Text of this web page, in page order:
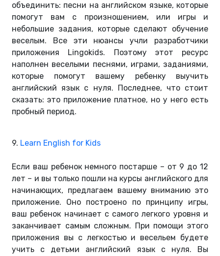
объединить: песни на английском языке, которые
помогут вам с произношением, или игры и
небольшие задания, которые сделают обучение
веселым. Все эти нюансы учли разработчики
приложения Lingokids. Поэтому этот ресурс
наполнен веселыми песнями, играми, заданиями,
которые помогут вашему ребенку выучить
английский язык с нуля. Последнее, что стоит
сказать: это приложение платное, но у него есть
пробный период.
9. Learn English for Kids
Если ваш ребенок немного постарше – от 9 до 12
лет – и вы только пошли на курсы английского для
начинающих, предлагаем вашему вниманию это
приложение. Оно построено по принципу игры,
ваш ребенок начинает с самого легкого уровня и
заканчивает самым сложным. При помощи этого
приложения вы с легкостью и весельем будете
учить с детьми английский язык с нуля. Вы